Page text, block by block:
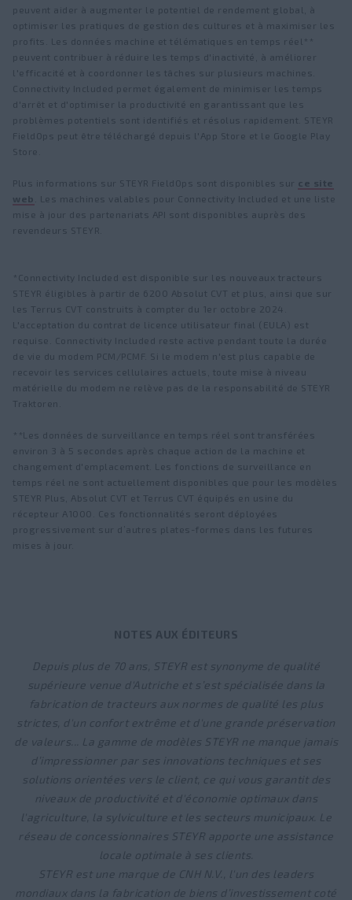
peuvent aider à augmenter le potentiel de rendement global, à
optimiser les pratiques de gestion des cultures et à maximiser les
profits. Les données machine et télématiques en temps réel**
peuvent contribuer à réduire les temps d'inactivité, à améliorer
l'efficacité et à coordonner les tâches sur plusieurs machines.
Connectivity Included permet également de minimiser les temps
d'arrêt et d'optimiser la productivité en garantissant que les
problèmes potentiels sont identifiés et résolus rapidement. STEYR
FieldOps peut être téléchargé depuis l'App Store et le Google Play
Store.
Plus informations sur STEYR FieldOps sont disponibles sur ce site
web
. Les machines valables pour Connectivity Included et une liste
mise à jour des partenariats API sont disponibles auprès des
revendeurs STEYR.
*Connectivity Included est disponible sur les nouveaux tracteurs
STEYR éligibles à partir de 6200 Absolut CVT et plus, ainsi que sur
les Terrus CVT construits à compter du 1er octobre 2024.
L'acceptation du contrat de licence utilisateur final (EULA) est
requise. Connectivity Included reste active pendant toute la durée
de vie du modem PCM/PCMF. Si le modem n'est plus capable de
recevoir les services cellulaires actuels, toute mise à niveau
matérielle du modem ne relève pas de la responsabilité de STEYR
Traktoren.
**Les données de surveillance en temps réel sont transférées
environ 3 à 5 secondes après chaque action de la machine et
changement d'emplacement. Les fonctions de surveillance en
temps réel ne sont actuellement disponibles que pour les modèles
STEYR Plus, Absolut CVT et Terrus CVT équipés en usine du
récepteur A1000. Ces fonctionnalités seront déployées
progressivement sur d’autres plates-formes dans les futures
mises à jour.
NOTES AUX ÉDITEURS
Depuis plus de 70 ans, STEYR est synonyme de qualité
supérieure venue d'Autriche et s’est spécialisée dans la
fabrication de tracteurs aux normes de qualité les plus
strictes, d'un confort extrême et d'une grande préservation
de valeurs... La gamme de modèles STEYR ne manque jamais
d’impressionner par ses innovations techniques et ses
solutions orientées vers le client, ce qui vous garantit des
niveaux de productivité et d'économie optimaux dans
l'agriculture, la sylviculture et les secteurs municipaux. Le
réseau de concessionnaires STEYR apporte une assistance
locale optimale à ses clients.
STEYR est une marque de CNH N.V., l'un des leaders
mondiaux dans la fabrication de biens d’investissement coté